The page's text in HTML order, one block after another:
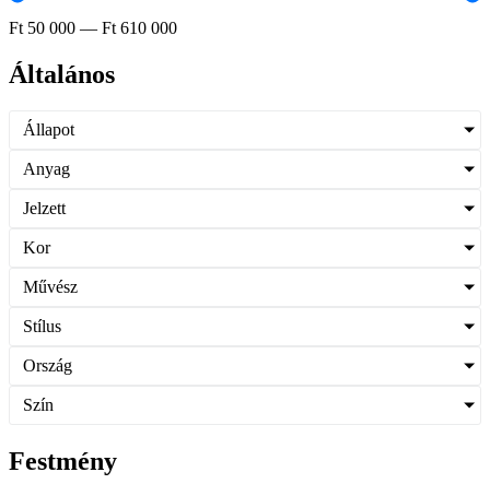
Ft 50 000 — Ft 610 000
Általános
Állapot
Anyag
Jelzett
Kor
Művész
Stílus
Ország
Szín
Festmény